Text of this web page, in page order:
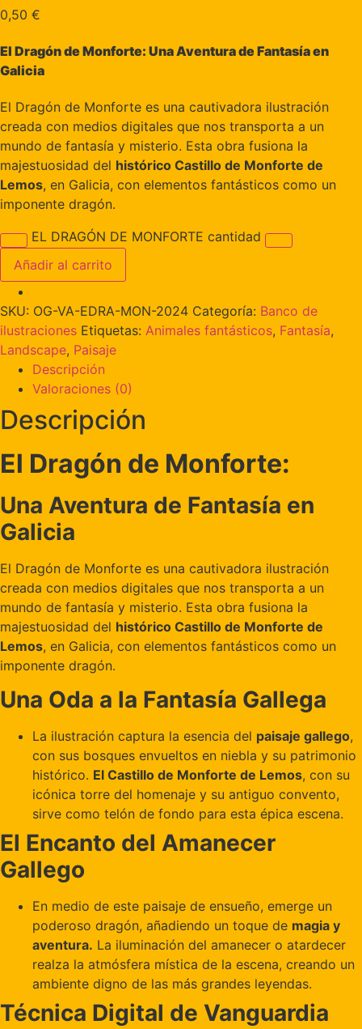
0,50 €
El Dragón de Monforte: Una Aventura de Fantasía en
Galicia
El Dragón de Monforte es una cautivadora ilustración
creada con medios digitales que nos transporta a un
mundo de fantasía y misterio. Esta obra fusiona la
majestuosidad del histórico Castillo de Monforte de
Lemos, en Galicia, con elementos fantásticos como un
imponente dragón.
EL DRAGÓN DE MONFORTE cantidad
Añadir al carrito
SKU: OG-VA-EDRA-MON-2024 Categoría: Banco de
ilustraciones Etiquetas: Animales fantásticos, Fantasía,
Landscape, Paisaje
Descripción
Valoraciones (0)
Descripción
El Dragón de Monforte:
Una Aventura de Fantasía en
Galicia
El Dragón de Monforte es una cautivadora ilustración
creada con medios digitales que nos transporta a un
mundo de fantasía y misterio. Esta obra fusiona la
majestuosidad del histórico Castillo de Monforte de
Lemos, en Galicia, con elementos fantásticos como un
imponente dragón.
Una Oda a la Fantasía Gallega
La ilustración captura la esencia del paisaje gallego,
con sus bosques envueltos en niebla y su patrimonio
histórico. El Castillo de Monforte de Lemos, con su
icónica torre del homenaje y su antiguo convento,
sirve como telón de fondo para esta épica escena.
El Encanto del Amanecer
Gallego
En medio de este paisaje de ensueño, emerge un
poderoso dragón, añadiendo un toque de magia y
aventura. La iluminación del amanecer o atardecer
realza la atmósfera mística de la escena, creando un
ambiente digno de las más grandes leyendas.
Técnica Digital de Vanguardia